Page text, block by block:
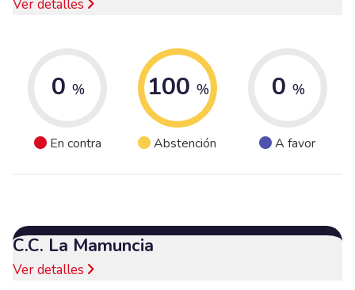
Ver detalles
0 %
En contra
100 %
Abstención
0 %
A favor
C.C. La Mamuncia
Ver detalles